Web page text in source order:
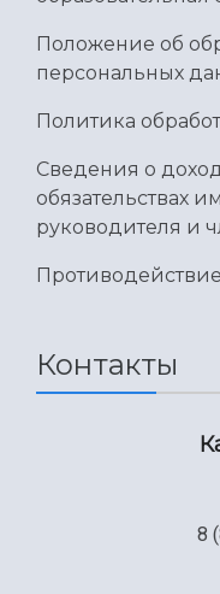
Международный
Сведения об
Официальные
Положение об
персональных
Политика
Сведения о
обязательствах
руководителя и
Контакты
8